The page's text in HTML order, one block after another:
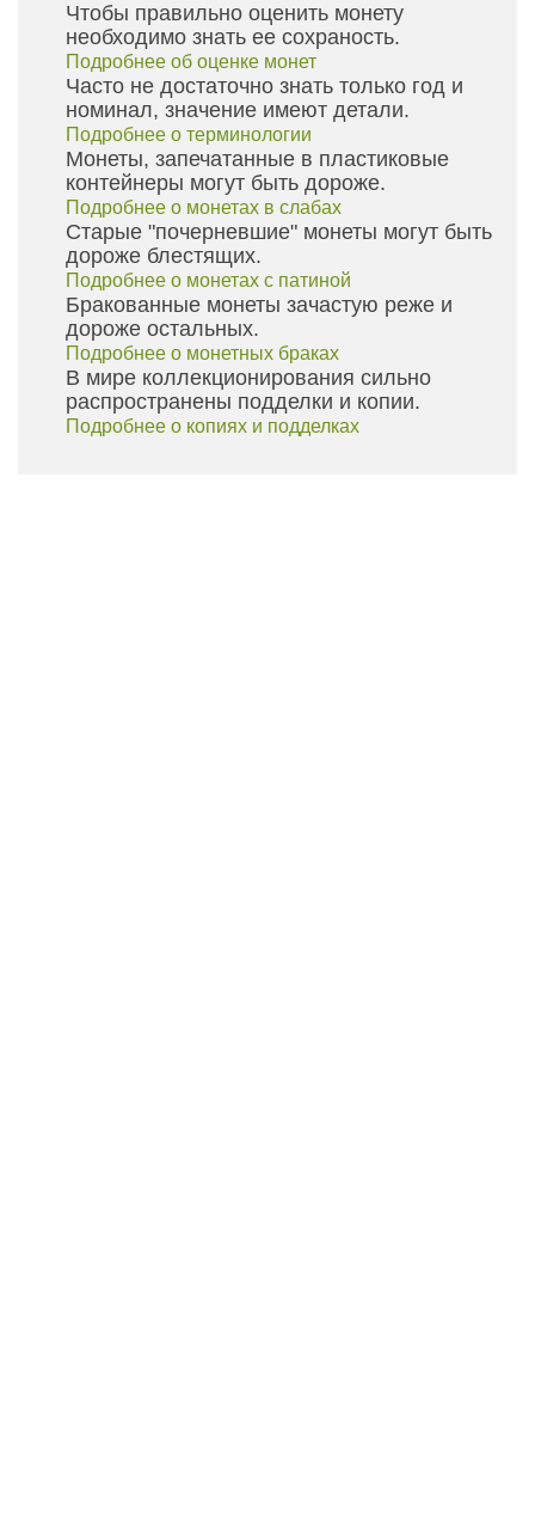
Чтобы правильно оценить монету
необходимо знать ее сохраность.
Подробнее об оценке монет
Часто не достаточно знать только год и
номинал, значение имеют детали.
Подробнее о терминологии
Монеты, запечатанные в пластиковые
контейнеры могут быть дороже.
Подробнее о монетах в слабах
Старые "почерневшие" монеты могут быть
дороже блестящих.
Подробнее о монетах с патиной
Бракованные монеты зачастую реже и
дороже остальных.
Подробнее о монетных браках
В мире коллекционирования сильно
распространены подделки и копии.
Подробнее о копиях и подделках